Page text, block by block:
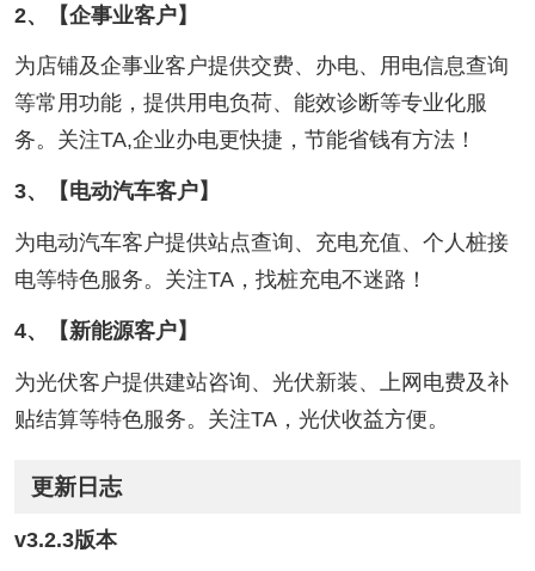
2、【企事业客户】
为店铺及企事业客户提供交费、办电、用电信息查询
等常用功能，提供用电负荷、能效诊断等专业化服
务。关注TA,企业办电更快捷，节能省钱有方法！
3、【电动汽车客户】
为电动汽车客户提供站点查询、充电充值、个人桩接
电等特色服务。关注TA，找桩充电不迷路！
4、【新能源客户】
为光伏客户提供建站咨询、光伏新装、上网电费及补
贴结算等特色服务。关注TA，光伏收益方便。
更新日志
v3.2.3版本